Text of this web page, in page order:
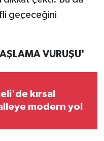
geçeceğini
VURUŞU'
kırsal
modern yol